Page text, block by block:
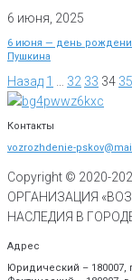
6 июня, 2025
6 июня — день
Пушкина
Назад 1 32 33 34 35
Контакты
vozrozhdenie-
Copyright © 2020-
ОРГАНИЗАЦИЯ
НАСЛЕДИЯ В
Адрес
Юридический – 180007,